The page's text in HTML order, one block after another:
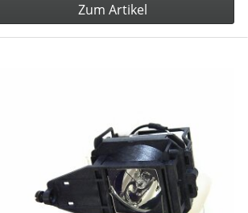
Zum Artikel